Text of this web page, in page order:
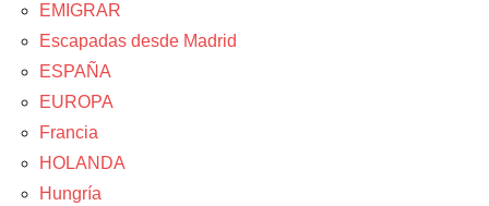
EMIGRAR
Escapadas desde Madrid
ESPAÑA
EUROPA
Francia
HOLANDA
Hungría